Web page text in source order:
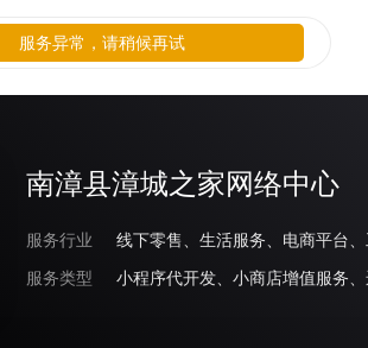
南漳县漳城之家网络中心
服务行业
线下零售、生活服务、电商平台
服务类型
小程序代开发、小商店增值服务
服务异常，请稍候再试